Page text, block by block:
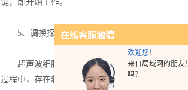
欢迎您！
来自局域网的朋友
吗？
键，即开始工作。
5、调换探头时，按探头的规格，相应调节变幅
超声波细胞粉碎机是利用超声波对细胞进行粉
过程中，存在着一些安全隐患。如果操作不当，